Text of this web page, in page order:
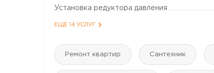
Установка редуктора давления
ЕЩЕ 14 УСЛУГ
Ремонт квартир Сантехник